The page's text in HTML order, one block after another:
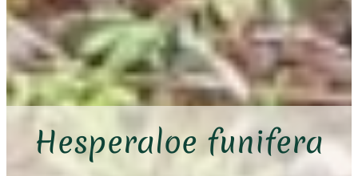
Hesperaloe funifera